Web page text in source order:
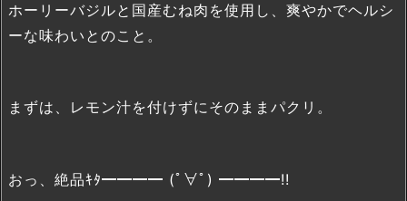
ホーリーバジルと国産むね肉を使用し、爽やかでヘルシ
ーな味わいとのこと。
まずは、レモン汁を付けずにそのままパクリ。
おっ、絶品ｷﾀ━━━━ (ﾟ∀ﾟ) ━━━━!!